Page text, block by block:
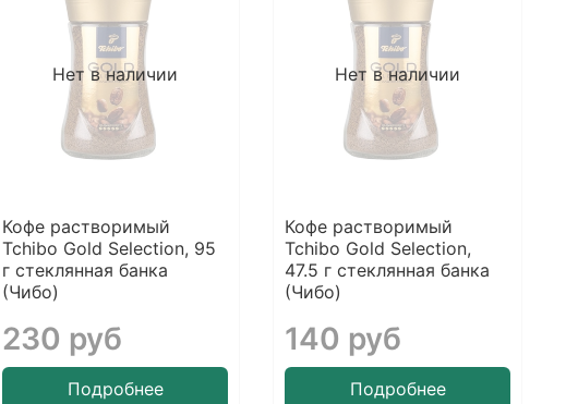
Нет в наличии
Кофе растворимый
Tchibo Gold Selection, 95
г стеклянная банка
(Чибо)
230 руб
Подробнее
Нет в наличии
Кофе растворимый
Tchibo Gold Selection,
47.5 г стеклянная банка
(Чибо)
140 руб
Подробнее